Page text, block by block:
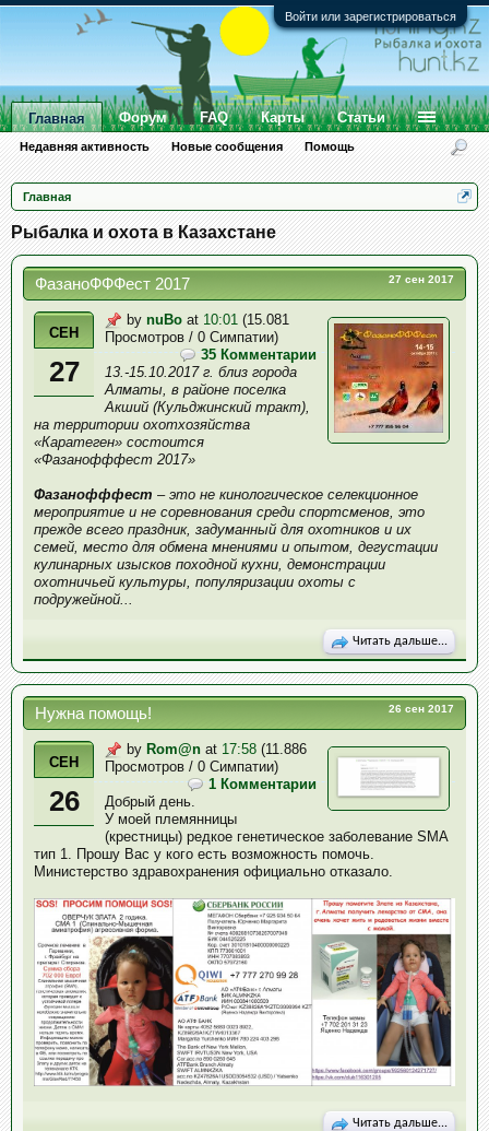
Войти или зарегистрироваться
Главная
Рыбалка и охота в Казахстане
27 сен 2017
ФазаноФФФест 2017
СЕН
27
by nuBo at 10:01 (15.081
Просмотров / 0 Симпатии)
35 Комментарии
13.-15.10.2017 г. близ города
Алматы, в районе поселка
Акший (Кульджинский тракт),
на территории охотхозяйства
«Каратеген» состоится
«Фазанофффест 2017»
Фазанофффест – это не кинологическое селекционное
мероприятие и не соревнования среди спортсменов, это
прежде всего праздник, задуманный для охотников и их
семей, место для обмена мнениями и опытом, дегустации
кулинарных изысков походной кухни, демонстрации
охотничьей культуры, популяризации охоты с
подружейной...
Читать дальше...
26 сен 2017
Нужна помощь!
СЕН
26
by Rom@n at 17:58 (11.886
Просмотров / 0 Симпатии)
1 Комментарии
Добрый день.
У моей племянницы
(крестницы) редкое генетическое заболевание SMA
тип 1. Прошу Вас у кого есть возможность помочь.
Министерство здравохранения официально отказало.
Читать дальше...
Главная
Недавняя активность Новые сообщения Помощь
Форум FAQ Карты Статьи